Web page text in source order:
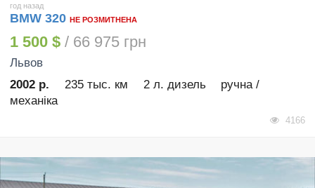
год назад
BMW 320 НЕ РОЗМИТНЕНА
1 500 $ / 66 975 грн
Львов
2002 р.
235 тыс. км 2 л. дизель
ручна /
механіка
4166